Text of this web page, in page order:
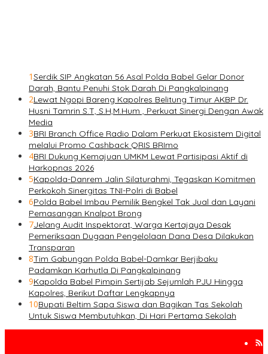
1Serdik SIP Angkatan 56 Asal Polda Babel Gelar Donor
Darah, Bantu Penuhi Stok Darah Di Pangkalpinang
2Lewat Ngopi Bareng Kapolres Belitung Timur AKBP Dr.
Husni Tamrin S.T, S.H,M.Hum , Perkuat Sinergi Dengan Awak
Media
3BRI Branch Office Radio Dalam Perkuat Ekosistem Digital
melalui Promo Cashback QRIS BRImo
4BRI Dukung Kemajuan UMKM Lewat Partisipasi Aktif di
Harkopnas 2026
5Kapolda-Danrem Jalin Silaturahmi, Tegaskan Komitmen
Perkokoh Sinergitas TNI-Polri di Babel
6Polda Babel Imbau Pemilik Bengkel Tak Jual dan Layani
Pemasangan Knalpot Brong
7Jelang Audit Inspektorat, Warga Kertajaya Desak
Pemeriksaan Dugaan Pengelolaan Dana Desa Dilakukan
Transparan
8Tim Gabungan Polda Babel-Damkar Berjibaku
Padamkan Karhutla Di Pangkalpinang
9Kapolda Babel Pimpin Sertijab Sejumlah PJU Hingga
Kapolres, Berikut Daftar Lengkapnya
10Bupati Beltim Sapa Siswa dan Bagikan Tas Sekolah
Untuk Siswa Membutuhkan, Di Hari Pertama Sekolah